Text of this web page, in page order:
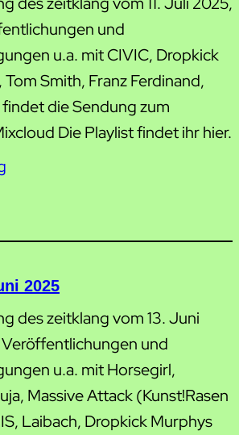
und
u.a. mit CIVIC, Dropkick
Smith, Franz Ferdinand,
die Sendung zum
Die Playlist findet ihr hier.
2025
des zeitklang vom 13. Juni
und
u.a. mit Horsegirl,
Massive Attack (Kunst!Rasen
Laibach, Dropkick Murphys